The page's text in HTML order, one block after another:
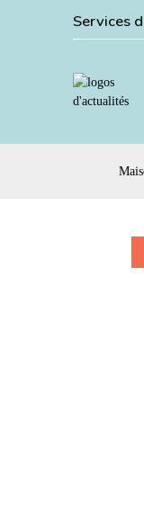
Services